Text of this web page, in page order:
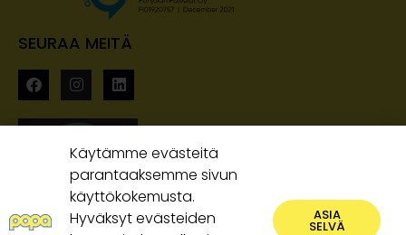
SEURAA MEITÄ
Käytämme evästeitä
parantaaksemme sivun
käyttökokemusta.
Hyväksyt evästeiden
ASIA
SELVÄ